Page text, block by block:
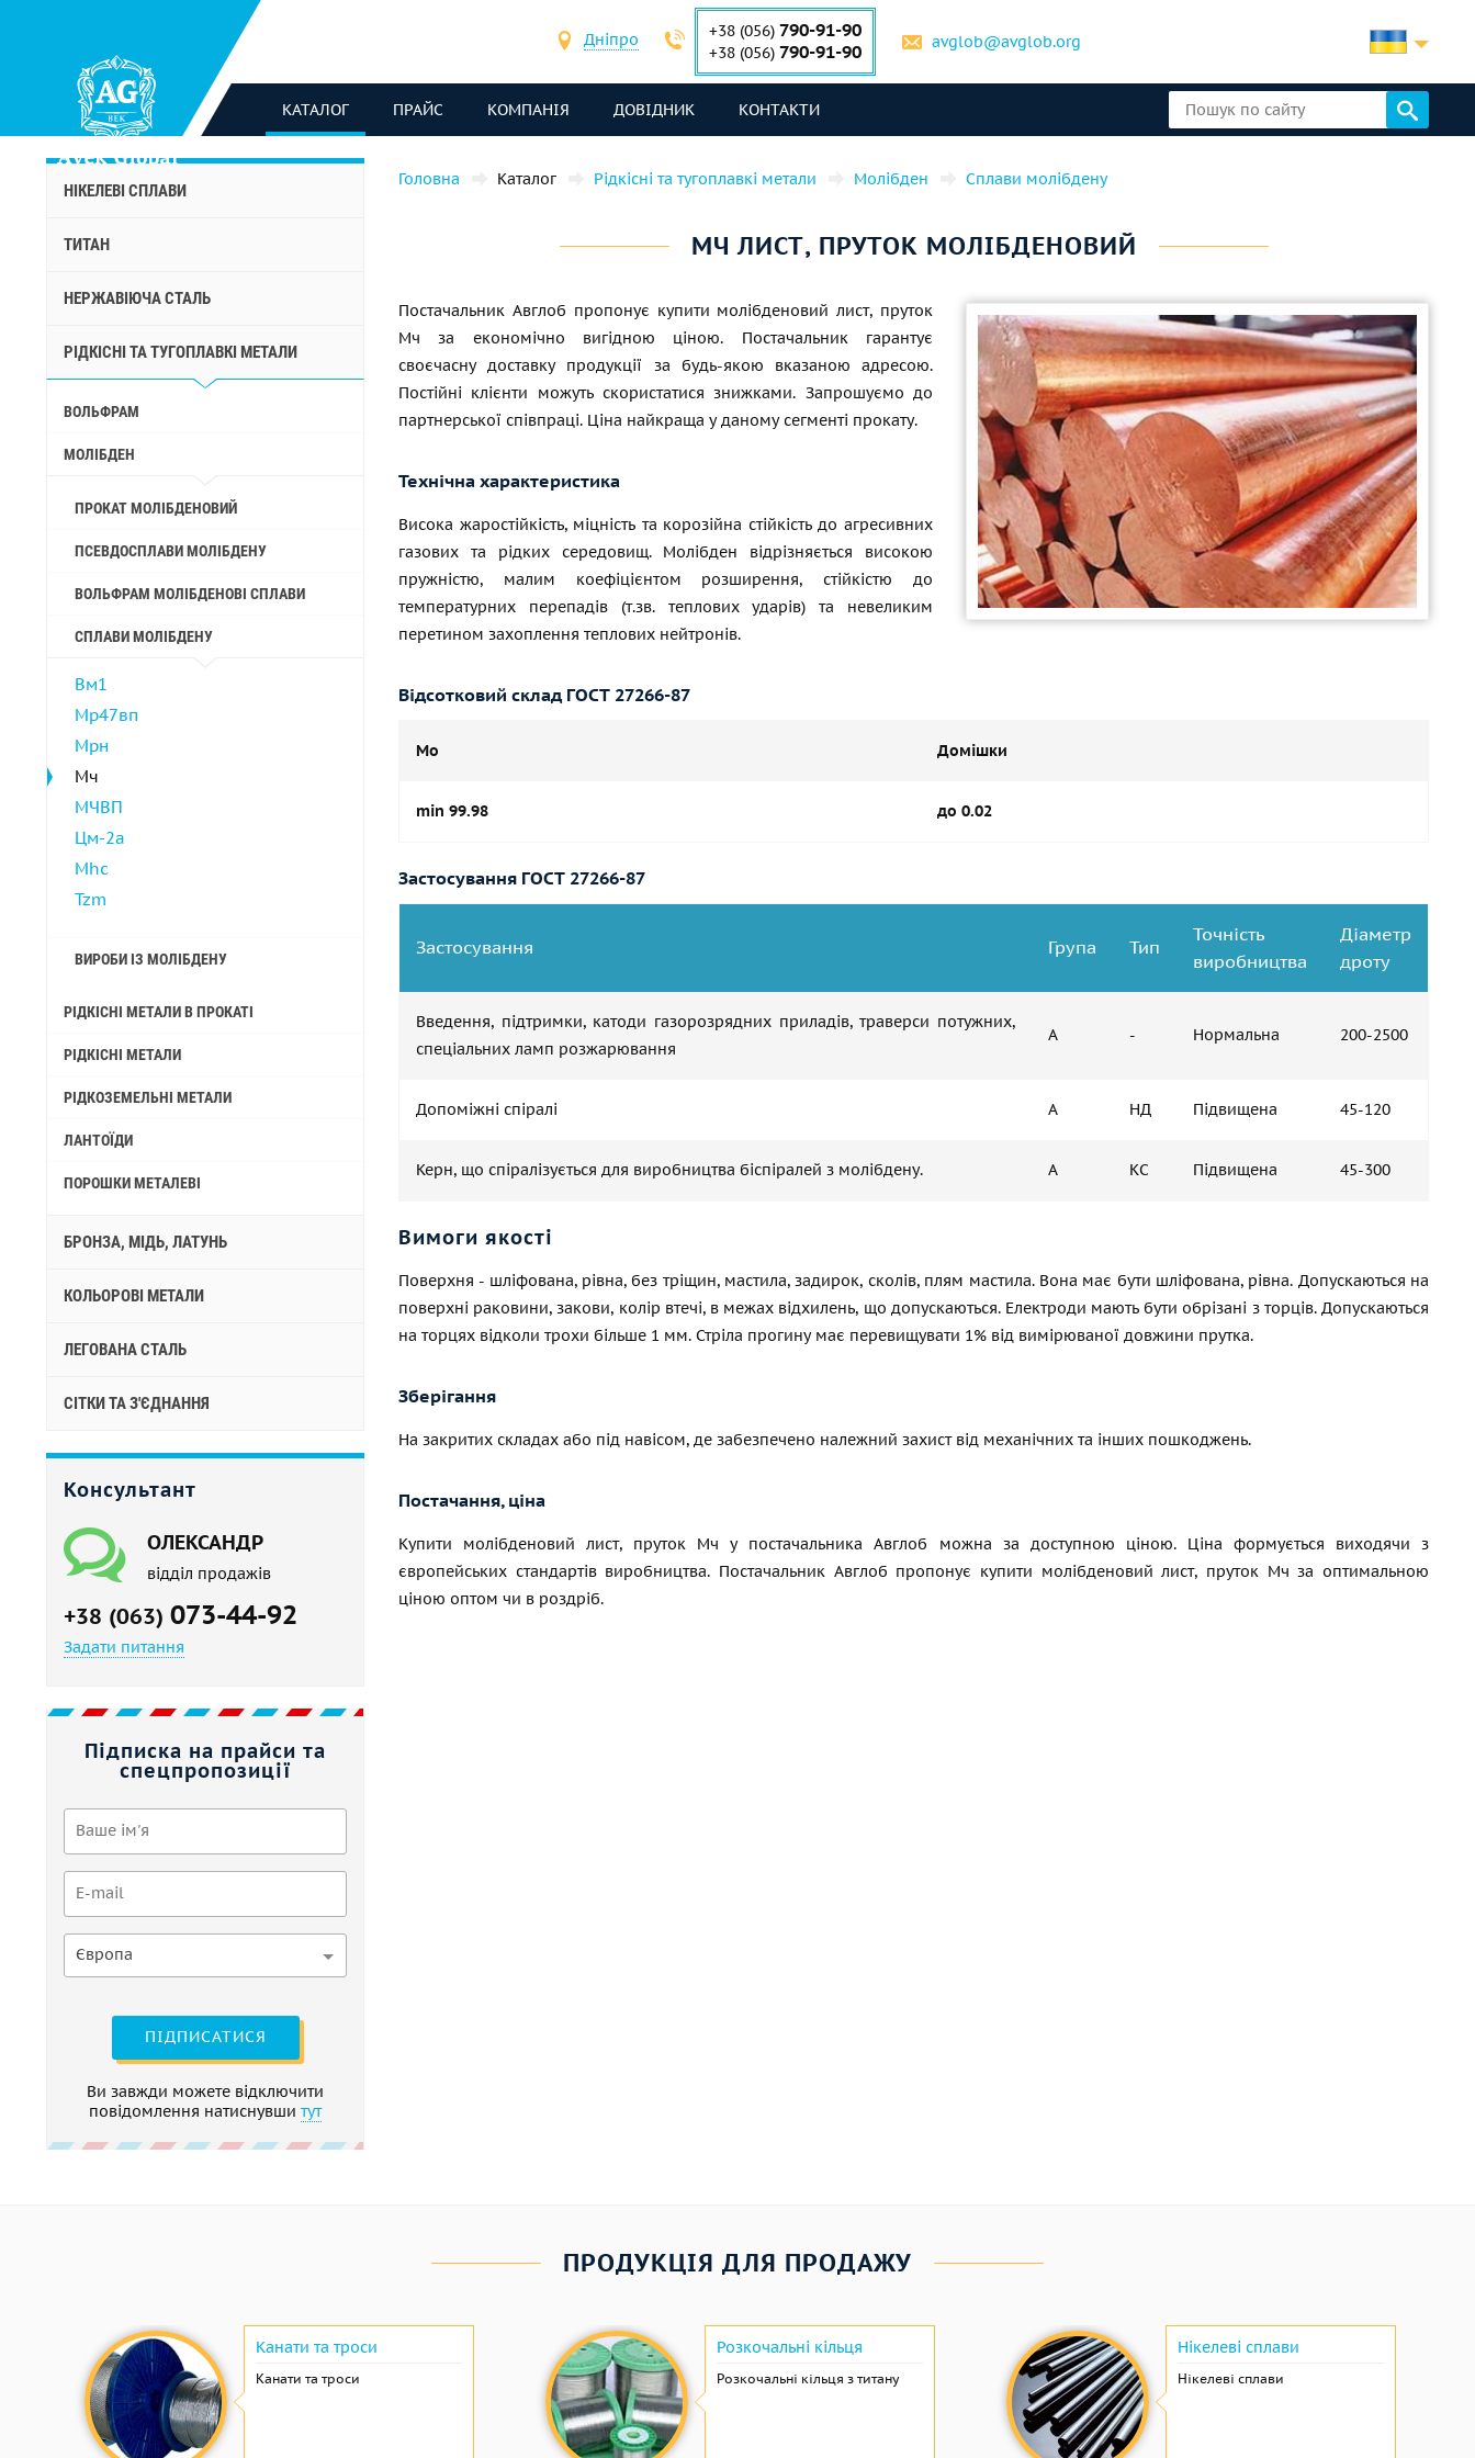
Дніпро +38 (056) 790-91-90
+38 (056) 790-91-90 avglob@avglob.org
КАТАЛОГ ПРАЙС КОМПАНІЯ ДОВІДНИК КОНТАКТИ
НІКЕЛЕВІ СПЛАВИ
ТИТАН
НЕРЖАВІЮЧА СТАЛЬ
РІДКІСНІ ТА ТУГОПЛАВКІ МЕТАЛИ
ВОЛЬФРАМ
МОЛІБДЕН
ПРОКАТ МОЛІБДЕНОВИЙ
ПСЕВДОСПЛАВИ МОЛІБДЕНУ
ВОЛЬФРАМ МОЛІБДЕНОВІ СПЛАВИ
СПЛАВИ МОЛІБДЕНУ
Вм1
Мр47вп
Мрн
Мч
МЧВП
Цм-2а
Mhc
Tzm
ВИРОБИ ІЗ МОЛІБДЕНУ
РІДКІСНІ МЕТАЛИ В ПРОКАТІ
РІДКІСНІ МЕТАЛИ
РІДКОЗЕМЕЛЬНІ МЕТАЛИ
ЛАНТОЇДИ
ПОРОШКИ МЕТАЛЕВІ
БРОНЗА, МІДЬ, ЛАТУНЬ
КОЛЬОРОВІ МЕТАЛИ
ЛЕГОВАНА СТАЛЬ
СІТКИ ТА З'ЄДНАННЯ
Консультант
ОЛЕКСАНДР
відділ продажів
+38 (063) 073-44-92
Задати питання
Підписка на прайси та
спецпропозиції
Європа
ПІДПИСАТИСЯ
Ви завжди можете відключити
повідомлення натиснувши тут
Головна Каталог Рідкісні та тугоплавкі метали Молібден Сплави молібдену
МЧ ЛИСТ, ПРУТОК МОЛІБДЕНОВИЙ
Постачальник Авглоб пропонує купити молібденовий лист, пруток
Мч за економічно вигідною ціною. Постачальник гарантує
своєчасну доставку продукції за будь-якою вказаною адресою.
Постійні клієнти можуть скористатися знижками. Запрошуємо до
партнерської співпраці. Ціна найкраща у даному сегменті прокату.
Технічна характеристика
Висока жаростійкість, міцність та корозійна стійкість до агресивних
газових та рідких середовищ. Молібден відрізняється високою
пружністю, малим коефіцієнтом розширення, стійкістю до
температурних перепадів (т.зв. теплових ударів) та невеликим
перетином захоплення теплових нейтронів.
Відсотковий склад ГОСТ 27266-87
Mo Домішки
min 99.98 до 0.02
Застосування ГОСТ 27266-87
Застосування Група Тип
Точність
виробництва
Діаметр
дроту
Введення, підтримки, катоди газорозрядних приладів, траверси потужних,
спеціальних ламп розжарювання
А - Нормальна 200-2500
Допоміжні спіралі А НД Підвищена 45-120
Керн, що спіралізується для виробництва біспіралей з молібдену. А КС Підвищена 45-300
Вимоги якості
Поверхня - шліфована, рівна, без тріщин, мастила, задирок, сколів, плям мастила. Вона має бути шліфована, рівна. Допускаються на
поверхні раковини, закови, колір втечі, в межах відхилень, що допускаються. Електроди мають бути обрізані з торців. Допускаються
на торцях відколи трохи більше 1 мм. Стріла прогину має перевищувати 1% від вимірюваної довжини прутка.
Зберігання
На закритих складах або під навісом, де забезпечено належний захист від механічних та інших пошкоджень.
Постачання, ціна
Купити молібденовий лист, пруток Мч у постачальника Авглоб можна за доступною ціною. Ціна формується виходячи з
європейських стандартів виробництва. Постачальник Авглоб пропонує купити молібденовий лист, пруток Мч за оптимальною
ціною оптом чи в роздріб.
ПРОДУКЦІЯ ДЛЯ ПРОДАЖУ
Канати та троси
Канати та троси
Розкочальні кільця
Розкочальні кільця з титану
Нікелеві сплави
Нікелеві сплави